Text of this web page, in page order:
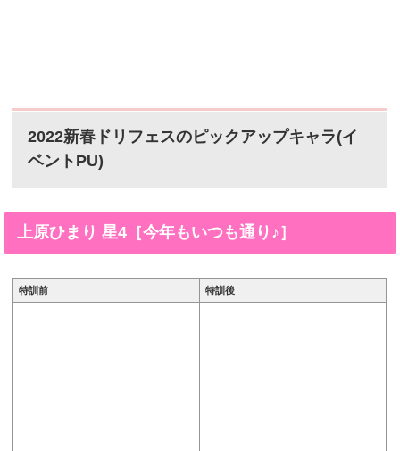
2022新春ドリフェスのピックアップキャラ(イ
ベントPU)
上原ひまり 星4［今年もいつも通り♪］
特訓前 特訓後